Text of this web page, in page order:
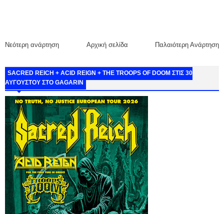
Νεότερη ανάρτηση Παλαιότερη Ανάρτηση
Αρχική σελίδα
SACRED REICH + ACID REIGN + THE TROOPS OF DOOM ΣΤΙΣ 30
ΑΥΓΟΥΣΤΟΥ ΣΤΟ GAGARIN